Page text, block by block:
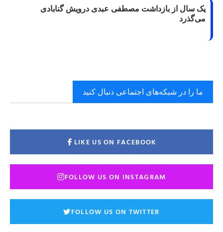
یک سال از بازداشت مصطفی عبدی درویش گنابادی
می‌گذرد
ما را در شبکه‌های اجتماعی دنبال کنید
LIKE US ON FACEBOOK
FOLLOW US ON INSTAGRAM
FOLLOW US ON TWITTER